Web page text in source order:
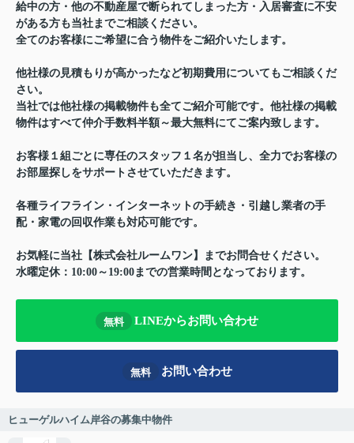
給中の方・他の不動産屋で断られてしまった方・入居審査に不安
がある方も当社までご相談ください。
全てのお客様にご希望に合う物件をご紹介いたします。
他社様の見積もりが高かったなど初期費用についてもご相談くだ
さい。
当社では他社様の掲載物件も全てご紹介可能です。他社様の掲載
物件はすべて仲介手数料半額～最大無料にてご案内致します。
お客様１組ごとに専任のスタッフ１名が担当し、全力でお客様の
お部屋探しをサポートさせていただきます。
各種ライフライン・インターネットの手続き・引越し業者の手
配・家電の回収作業も対応可能です。
お気軽に当社【株式会社ルームワン】までお問合せください。
水曜定休：10:00～19:00までの営業時間となっております。
無料 LINEからお問い合わせ
無料 お問い合わせ
ヒューゲルハイム岸谷の募集中物件